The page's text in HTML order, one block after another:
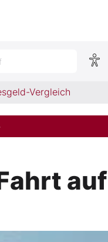
Vergleich
auf